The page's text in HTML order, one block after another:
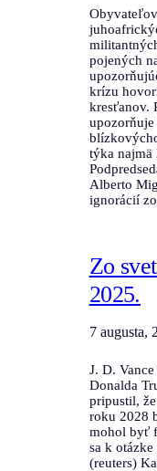
pojených
krízu
kresťanov.
týka najmä
Alberto
ignorácií
Zo
2025.
7 augusta,
J. D.
Donalda
pripustil,
roku 2028
mohol byť
sa k
(reuters)